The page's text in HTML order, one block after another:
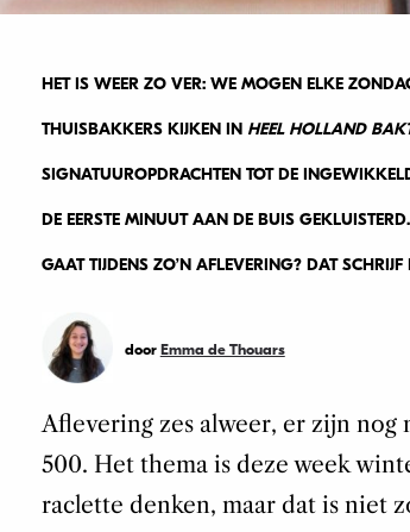
HET IS WEER ZO VER: WE MOGEN ELKE
THUISBAKKERS KIJKEN IN HEEL HOLLAND
SIGNATUUROPDRACHTEN TOT DE
DE EERSTE MINUUT AAN DE BUIS
GAAT TIJDENS ZO’N AFLEVERING? DAT
door Emma de Thouars
Aflevering zes alweer, er zijn nog
500. Het thema is deze week
raclette denken, maar dat is niet